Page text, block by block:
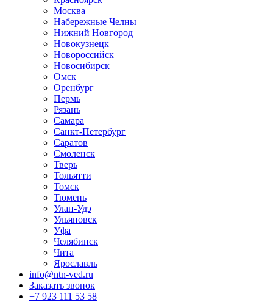
Москва
Набережные Челны
Нижний Новгород
Новокузнецк
Новороссийск
Новосибирск
Омск
Оренбург
Пермь
Рязань
Самара
Санкт-Петербург
Саратов
Смоленск
Тверь
Тольятти
Томск
Тюмень
Улан-Удэ
Ульяновск
Уфа
Челябинск
Чита
Ярославль
info@ntn-ved.ru
Заказать звонок
+7 923 111 53 58